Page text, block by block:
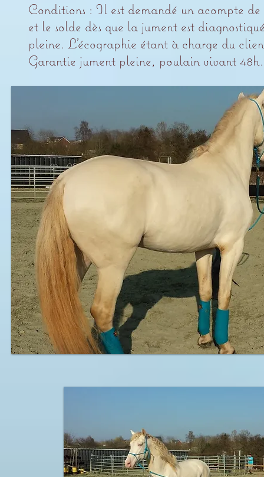
Conditions : Il est demandé un acompte de
et le solde dès que la jument est
pleine. L’écographie étant à charge du
Garantie jument pleine, poulain vivant 48h.